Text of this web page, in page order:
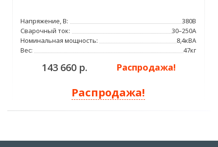
Напряжение, В:
380В
Сварочный ток:
30–250А
Номинальная мощность:
8,4кВА
Вес:
47кг
143 660 р. Распродажа!
Распродажа!